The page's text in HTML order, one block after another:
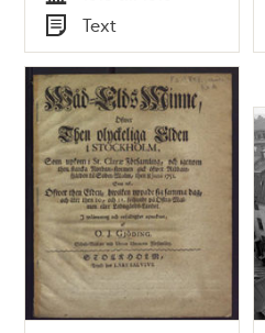
ståthållaren och
riddaren Wannqwist,
rörande olaga
arrestering, och
wåld mot oskyldige.
Tid
Typ
Text